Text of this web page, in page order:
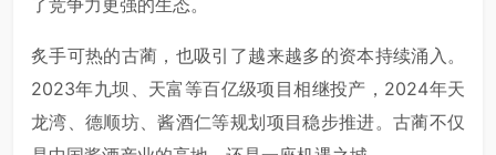
了竞争力更强的生态。
炙手可热的古蔺，也吸引了越来越多的资本持续涌入。
2023年九坝、天富等百亿级项目相继投产，2024年天
龙湾、德顺坊、酱酒仁等规划项目稳步推进。古蔺不仅